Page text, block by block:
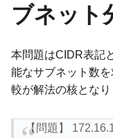
ブネット
本問題はCIDR表記
能なサブネット数
較が解法の核となり
【問題】